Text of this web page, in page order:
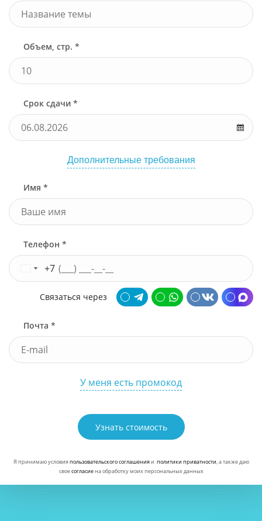
Объем, стр. *
Срок сдачи *
Дополнительные требования
Имя *
Телефон *
+7
Связаться через
Почта *
У меня есть промокод
Узнать стоимость
Я принимаю условияпользовательского соглашенияи политики приватности, а также даю
своесогласиена обработку моих персональных данных